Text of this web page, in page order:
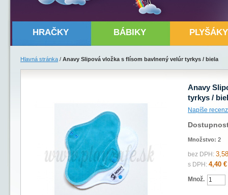
HRAČKY BÁBIKY PLYŠÁKY
Hlavná stránka / Anavy Slipová vložka s flísom bavlnený velúr tyrkys / biela
Anavy
tyrkys /
Napíše
Množstvo: 2
bez DPH:
s DPH: 4,40 €
Množ.